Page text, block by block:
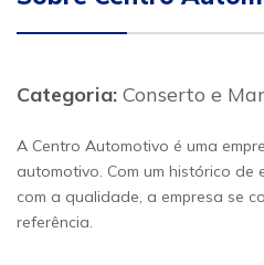
Categoria: Conserto e
A Centro Automotivo é uma
automotivo. Com um histórico de
com a qualidade, a empresa se
referência.